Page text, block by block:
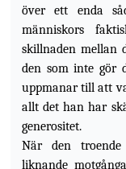
över ett enda
människors
skillnaden mellan
den som inte gör
uppmanar till att
allt det han har
generositet.
När den
liknande